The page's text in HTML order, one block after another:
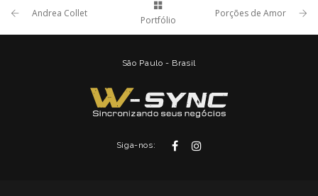
Andrea Collet
Portfólio
Porções de Amor
São Paulo - Brasil
Siga-nos: